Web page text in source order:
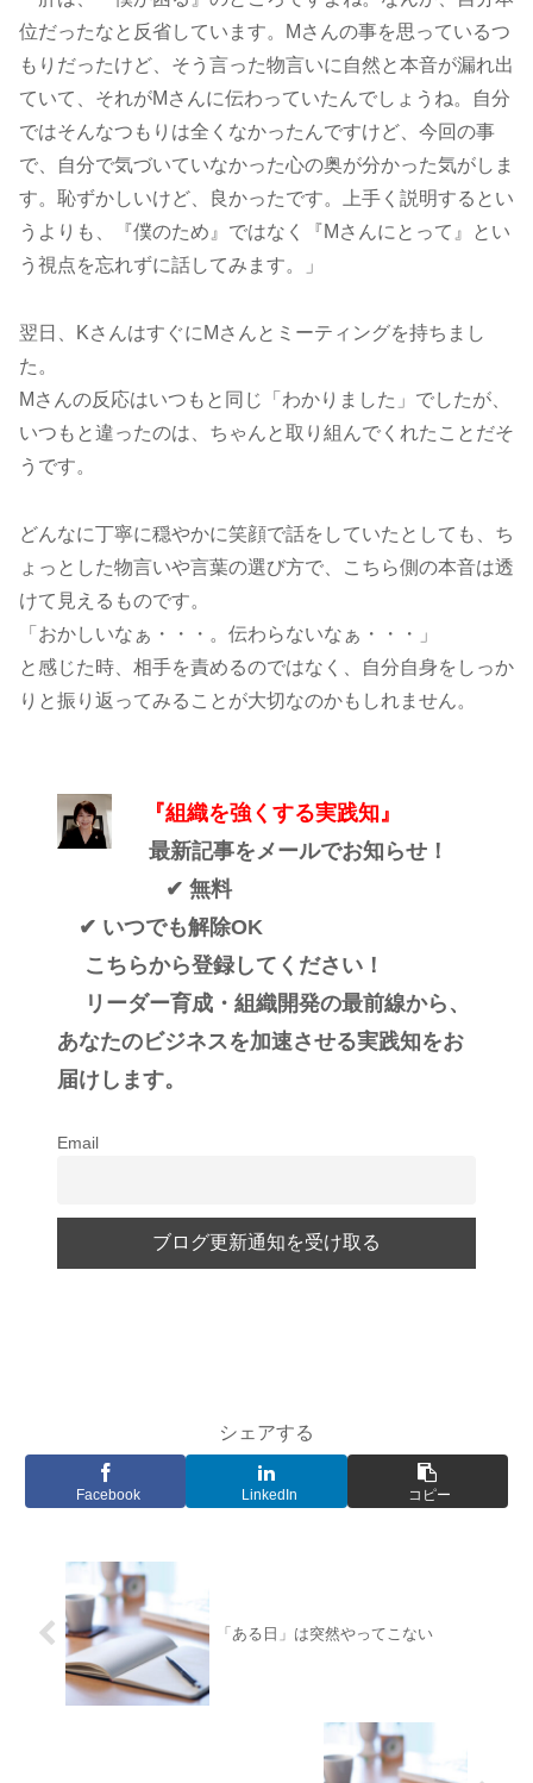
位だったなと反省しています。Mさんの事を思っているつ
もりだったけど、そう言った物言いに自然と本音が漏れ出
ていて、それがMさんに伝わっていたんでしょうね。自分
ではそんなつもりは全くなかったんですけど、今回の事
で、自分で気づいていなかった心の奥が分かった気がしま
す。恥ずかしいけど、良かったです。上手く説明するとい
うよりも、『僕のため』ではなく『Mさんにとって』とい
う視点を忘れずに話してみます。」
翌日、KさんはすぐにMさんとミーティングを持ちまし
た。
Mさんの反応はいつもと同じ「わかりました」でしたが、
いつもと違ったのは、ちゃんと取り組んでくれたことだそ
うです。
どんなに丁寧に穏やかに笑顔で話をしていたとしても、ち
ょっとした物言いや言葉の選び方で、こちら側の本音は透
けて見えるものです。
「おかしいなぁ・・・。伝わらないなぁ・・・」
と感じた時、相手を責めるのではなく、自分自身をしっか
りと振り返ってみることが大切なのかもしれません。
『組織を強くする実践知』
最新記事をメールでお知らせ！
✔ 無料
✔ いつでも解除OK
こちらから登録してください！
リーダー育成・組織開発の最前線から、
あなたのビジネスを加速させる実践知をお
届けします。
Email
シェアする
Facebook LinkedIn コピー
「ある日」は突然やってこない